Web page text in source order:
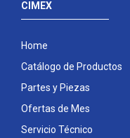
CIMEX
Home
Catálogo de Productos
Partes y Piezas
Ofertas de Mes
Servicio Técnico